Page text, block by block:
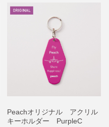
Peachオリジナル アクリル
キーホルダー PurpleC